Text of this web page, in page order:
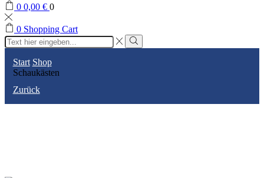
0 0,00 € 0
0 Shopping Cart
Search
input
Search
Start Shop
Schaukästen
Zurück